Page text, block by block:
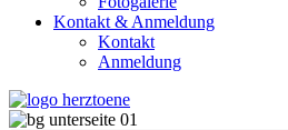
Kontakt & Anmeldung
Kontakt
Anmeldung